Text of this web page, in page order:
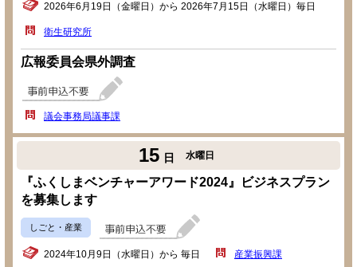
2026年6月19日（金曜日）から 2026年7月15日（水曜日）毎日
衛生研究所
広報委員会県外調査
議会事務局議事課
15 日 水曜日
『ふくしまベンチャーアワード2024』ビジネスプラン
を募集します
しごと・産業
2024年10月9日（水曜日）から 毎日 産業振興課